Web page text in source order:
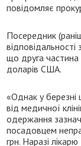
повідомляє
Посередник
що друга
доларів США.
«Однак у березні
від медичної
одержання
посадовцем
грн. Наразі